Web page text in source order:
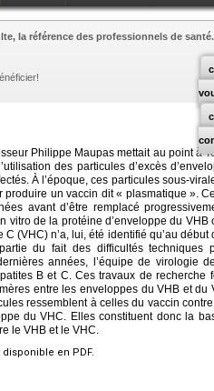
la référence des professionnels de santé.
Philippe Maupas mettait au point à
des particules d’excès
À l’époque, ces particules sous-
un vaccin dit « plasmatique ».
avant d’être remplacé
vitro de la protéine d’enveloppe du
(VHC) n’a, lui, été identifié qu’au
du fait des difficultés techniques
années, l’équipe de virologie
B et C. Ces travaux de recherche
entre les enveloppes du VHB et
ressemblent à celles du vaccin
du VHC. Elles constituent donc la
le VHB et le VHC.
en PDF.